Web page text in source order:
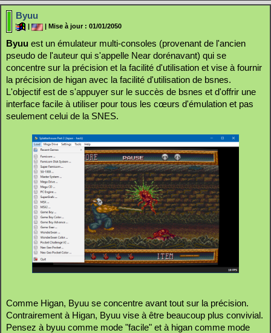
Byuu
| Mise à jour : 01/01/2050
Byuu est un émulateur multi-consoles (provenant de l'ancien
pseudo de l'auteur qui s'appelle Near dorénavant) qui se
concentre sur la précision et la facilité d'utilisation et vise à fournir
la précision de higan avec la facilité d'utilisation de bsnes.
L'objectif est de s'appuyer sur le succès de bsnes et d'offrir une
interface facile à utiliser pour tous les cœurs d'émulation et pas
seulement celui de la SNES.
Comme Higan, Byuu se concentre avant tout sur la précision.
Contrairement à Higan, Byuu vise à être beaucoup plus convivial.
Pensez à byuu comme mode "facile" et à higan comme mode